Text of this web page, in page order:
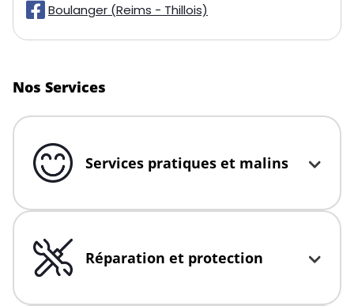
Boulanger (Reims - Thillois)
Nos Services
Click to expand or collapse content
Services pratiques et malins
Click to expand or collapse content
Réparation et protection